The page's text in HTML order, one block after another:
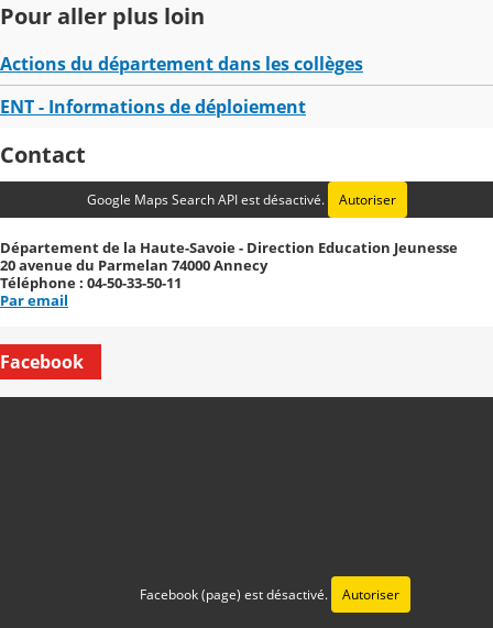
Pour aller plus loin
Actions du département dans les collèges
ENT - Informations de déploiement
Contact
Google Maps Search API est désactivé. Autoriser
Département de la Haute-Savoie - Direction Education Jeunesse
20 avenue du Parmelan 74000 Annecy
Téléphone : 04-50-33-50-11
Par email
Facebook
Facebook (page) est désactivé. Autoriser